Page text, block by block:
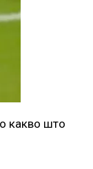
какво што